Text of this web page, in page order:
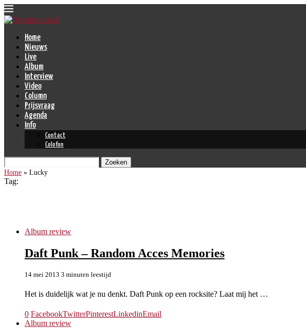
Home
Nieuws
Live
Album
Interview
Video
Column
Prijsvraag
Agenda
Info
Contact
Colofon
Zoeken
Home » Lucky
Tag:
Album review
Daft Punk – Random Acces Memories
14 mei 2013 3 minuten leestijd
Het is duidelijk wat je nu denkt. Daft Punk op een rocksite? Laat mij het …
0 FacebookTwitterPinterestLinkedinEmail
Album review